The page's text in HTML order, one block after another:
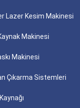
Lazer Kesim Makinesi
Makinesi
Makinesi
Çıkarma Sistemleri